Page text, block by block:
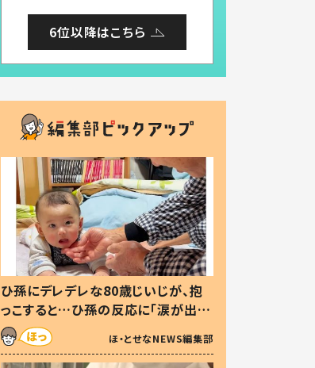
6位以降はこちら
ひ孫にデレデレな80歳じいじが、抱
っこすると…ひ孫の反応に「涙が出ま
した」「可愛くて仕方ない」
ほ・とせなNEWS編集部